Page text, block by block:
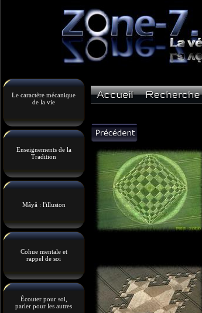
Le caractère mécanique
de la vie
Enseignements de la
Tradition
Mâyâ : l'illusion
Cohue mentale et
rappel de soi
Écouter pour soi,
parler pour les autres